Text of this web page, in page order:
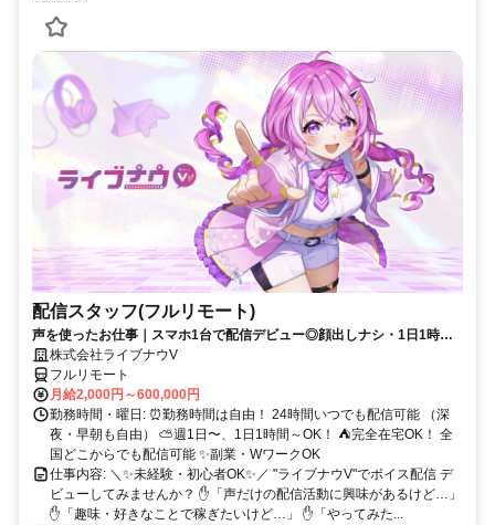
配信スタッフ(フルリモート)
声を使ったお仕事｜スマホ1台で配信デビュー◎顔出しナシ・1日1時間
～OK♪
株式会社ライブナウV
フルリモート
月給2,000円～600,000円
勤務時間・曜日: ⏰勤務時間は自由！ 24時間いつでも配信可能 （深
夜・早朝も自由） ⛅週1日〜、1日1時間～OK！ ⛺完全在宅OK！ 全
国どこからでも配信可能 ✨副業・WワークOK
仕事内容: ＼✨未経験・初心者OK✨／ "ライブナウV"でボイス配信 デ
ビューしてみませんか？ ✋「声だけの配信活動に興味があるけど…」
✋「趣味・好きなことで稼ぎたいけど…」 ✋「やってみた...